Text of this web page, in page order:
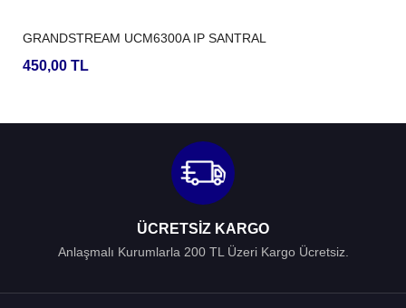
GRANDSTREAM UCM6300A IP SANTRAL
450,00 TL
ÜCRETSIZ KARGO
Anlaşmalı Kurumlarla 200 TL Üzeri Kargo Ücretsiz.